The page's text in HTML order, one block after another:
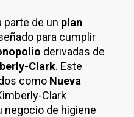
parte de un plan
para cumplir
derivadas de
Clark. Este
como Nueva
Clark
negocio de higiene